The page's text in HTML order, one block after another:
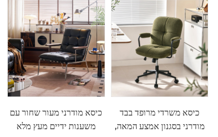
כיסא מודרני מעור שחור עם
משענות ידיים מעץ מלא
כיסא משרדי מרופד בבד
מודרני בסגנון אמצע המאה,